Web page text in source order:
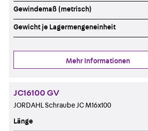
Gewindemaß (metrisch)
Gewicht je Lagermengeneinheit
Mehr Informationen
JC16100 GV
JORDAHL Schraube JC M16x100
Länge